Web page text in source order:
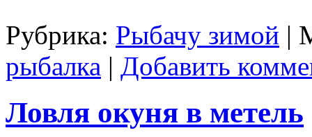
Рубрика: Рыбачу зимой |
рыбалка | Добавить
Ловля окуня в метель